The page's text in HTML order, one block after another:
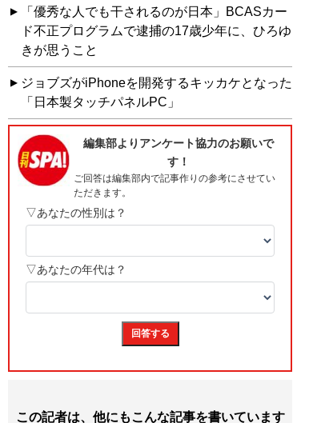
「優秀な人でも干されるのが日本」BCASカー
ド不正プログラムで逮捕の17歳少年に、ひろゆ
きが思うこと
ジョブズがiPhoneを開発するキッカケとなった
「日本製タッチパネルPC」
この記者は、他にもこんな記事を書いています